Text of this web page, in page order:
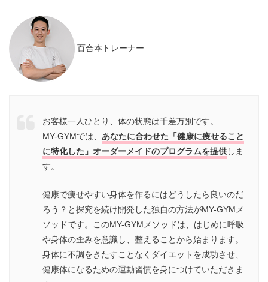
百合本トレーナー
お客様⼀⼈ひとり、体の状態は千差万別です。
MY-GYMでは、 あなたに合わせた「健康に痩せること
に特化した」オーダーメイドのプログラムを提供しま
す。
健康で痩せやすい⾝体を作るにはどうしたら良いのだ
ろう？と探究を続け開発した独自の⽅法がMY-GYMメ
ソッドです。このMY-GYMメソッドは、はじめに呼吸
や⾝体の歪みを意識し、整えることから始まります。
⾝体に不調をきたすことなくダイエットを成功させ、
健康体になるための運動習慣を身につけていただきま